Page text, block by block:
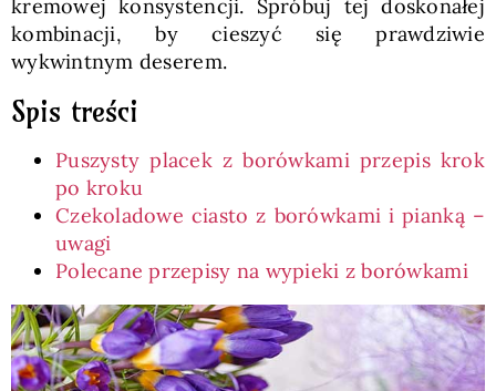
kremowej konsystencji. Spróbuj tej doskonałej
kombinacji, by cieszyć się prawdziwie
wykwintnym deserem.
Spis treści
Puszysty placek z borówkami przepis krok
po kroku
Czekoladowe ciasto z borówkami i pianką –
uwagi
Polecane przepisy na wypieki z borówkami